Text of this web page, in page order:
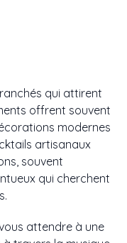
qui attirent
offrent souvent
modernes
artisanaux
souvent
qui cherchent
attendre à une